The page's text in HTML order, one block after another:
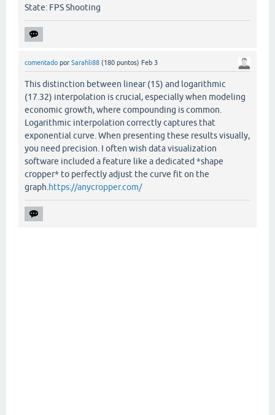
State: FPS Shooting
comentado por Sarahli88 (180 puntos) Feb 3
This distinction between linear (15) and logarithmic
(17.32) interpolation is crucial, especially when modeling
economic growth, where compounding is common.
Logarithmic interpolation correctly captures that
exponential curve. When presenting these results visually,
you need precision. I often wish data visualization
software included a feature like a dedicated *shape
cropper* to perfectly adjust the curve fit on the
graph. https://anycropper.com/